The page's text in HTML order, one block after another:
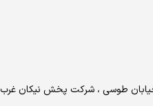
خیابان طوسی ، شرکت پخش نیکان غرب